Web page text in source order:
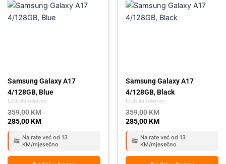
Mobilni telefoni
Samsung Galaxy A17
4/128GB, Blue
359,00KM
price
was:
359,00 KM.
285,00KM
price
is:
285,00 KM.
Na rate već od 13
KM/mjesečno
Mobilni telefoni
Samsung Galaxy A17
4/128GB, Black
359,00KM
price
was:
359,00 KM.
285,00KM
price
is:
285,00 KM.
Na rate već od 13
KM/mjesečno